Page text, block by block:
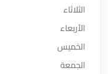
الثلاثاء
الأربعاء
الخميس
الجمعة